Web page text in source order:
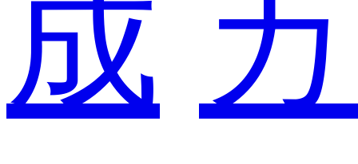
成